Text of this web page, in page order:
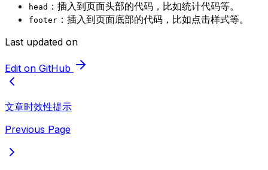
head ：插入到页面头部的代码，比如统计代码等。
footer ：插入到页面底部的代码，比如点击样式等。
Last updated on
Edit on GitHub
文章时效性提示
Previous Page